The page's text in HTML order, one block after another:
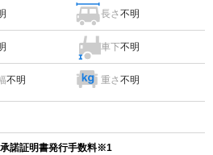
長さ不明
車下不明
不明 重さ不明
諾証明書発行手数料※1